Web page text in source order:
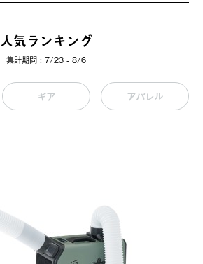
人気ランキング
集計期間 : 7/23 - 8/6
ギア アパレル